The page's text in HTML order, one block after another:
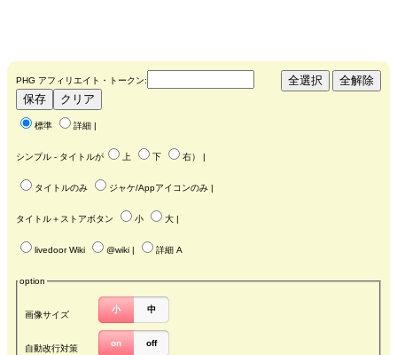
PHG アフィリエイト・トークン:
標準 詳細
シンプル - タイトルが 上 下 右） |
タイトルのみ ジャケ/Appアイコンのみ
タイトル＋ストアボタン 小 大
livedoor Wiki @wiki 詳細 A
option
画像サイズ
小 中
自動改行対策
on off